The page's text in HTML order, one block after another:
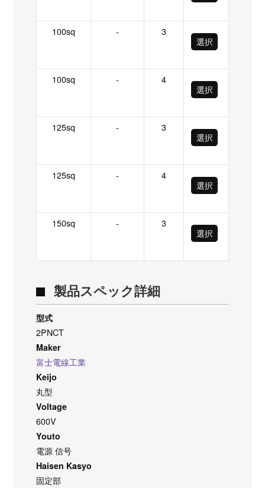
100sq -
3
選択
100sq -
4
選択
125sq -
3
選択
125sq -
4
選択
150sq -
3
選択
製品スペック詳細
型式
2PNCT
Maker
富士電線工業
Keijo
丸型
Voltage
600V
Youto
電源 信号
Haisen Kasyo
固定部